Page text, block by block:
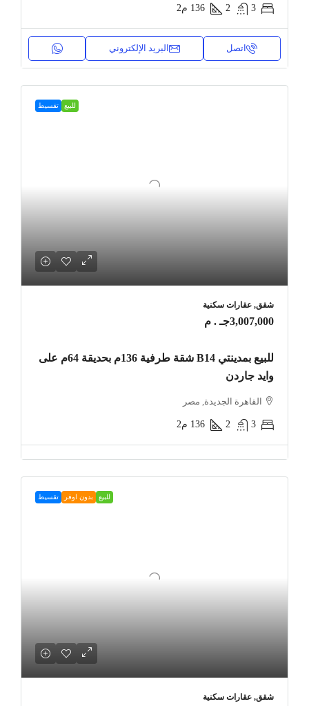
3
2
136 م2
اتصل البريد الإلكتروني
للبيع تقسيط
شقق, عقارات سكنية
3,007,000جـ . م
للبيع بمدينتي B14 شقة طرفية 136م بحديقة 64م على
وايد جاردن
القاهرة الجديدة, مصر
3
2
136 م2
للبيع بدون اوفر تقسيط
شقق, عقارات سكنية